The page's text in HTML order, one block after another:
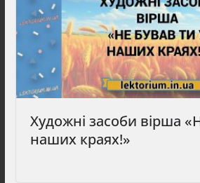
Художні засоби вірша
наших краях!»